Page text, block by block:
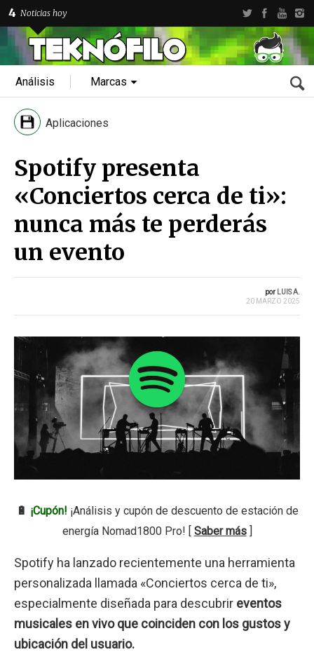
4 Noticias hoy
Análisis Marcas
Aplicaciones
Spotify presenta
«Conciertos cerca de ti»:
nunca más te perderás
un evento
por LUIS A.
20 MARZO 2025
🔋 ¡Cupón! ¡Análisis y cupón de descuento de estación de
energía Nomad1800 Pro! [ Saber más]
Spotify ha lanzado recientemente una herramienta
personalizada llamada «Conciertos cerca de ti»,
especialmente diseñada para descubrir eventos
musicales en vivo que coinciden con los gustos y
ubicación del usuario.